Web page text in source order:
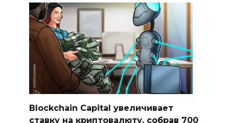
Blockchain Capital увеличивает
ставку на криптовалюту, собрав 700